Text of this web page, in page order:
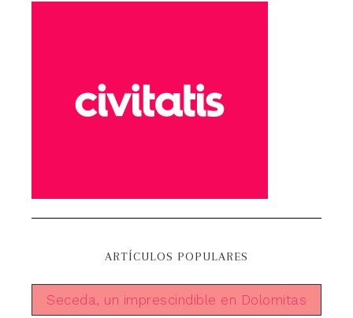
ARTÍCULOS POPULARES
Seceda, un imprescindible en Dolomitas